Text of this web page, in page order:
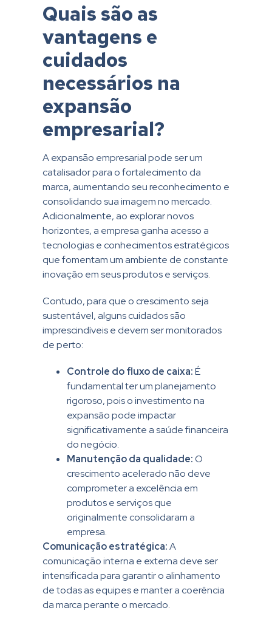
Quais são as
vantagens e
cuidados
necessários na
expansão
empresarial?
A expansão empresarial pode ser um
catalisador para o fortalecimento da
marca, aumentando seu reconhecimento e
consolidando sua imagem no mercado.
Adicionalmente, ao explorar novos
horizontes, a empresa ganha acesso a
tecnologias e conhecimentos estratégicos
que fomentam um ambiente de constante
inovação em seus produtos e serviços.
Contudo, para que o crescimento seja
sustentável, alguns cuidados são
imprescindíveis e devem ser monitorados
de perto:
Controle do fluxo de caixa:É
fundamental ter um planejamento
rigoroso, pois o investimento na
expansão pode impactar
significativamente a saúde financeira
do negócio.
Manutenção da qualidade:O
crescimento acelerado não deve
comprometer a excelência em
produtos e serviços que
originalmente consolidaram a
empresa.
Comunicação estratégica:A
comunicação interna e externa deve ser
intensificada para garantir o alinhamento
de todas as equipes e manter a coerência
da marca perante o mercado.